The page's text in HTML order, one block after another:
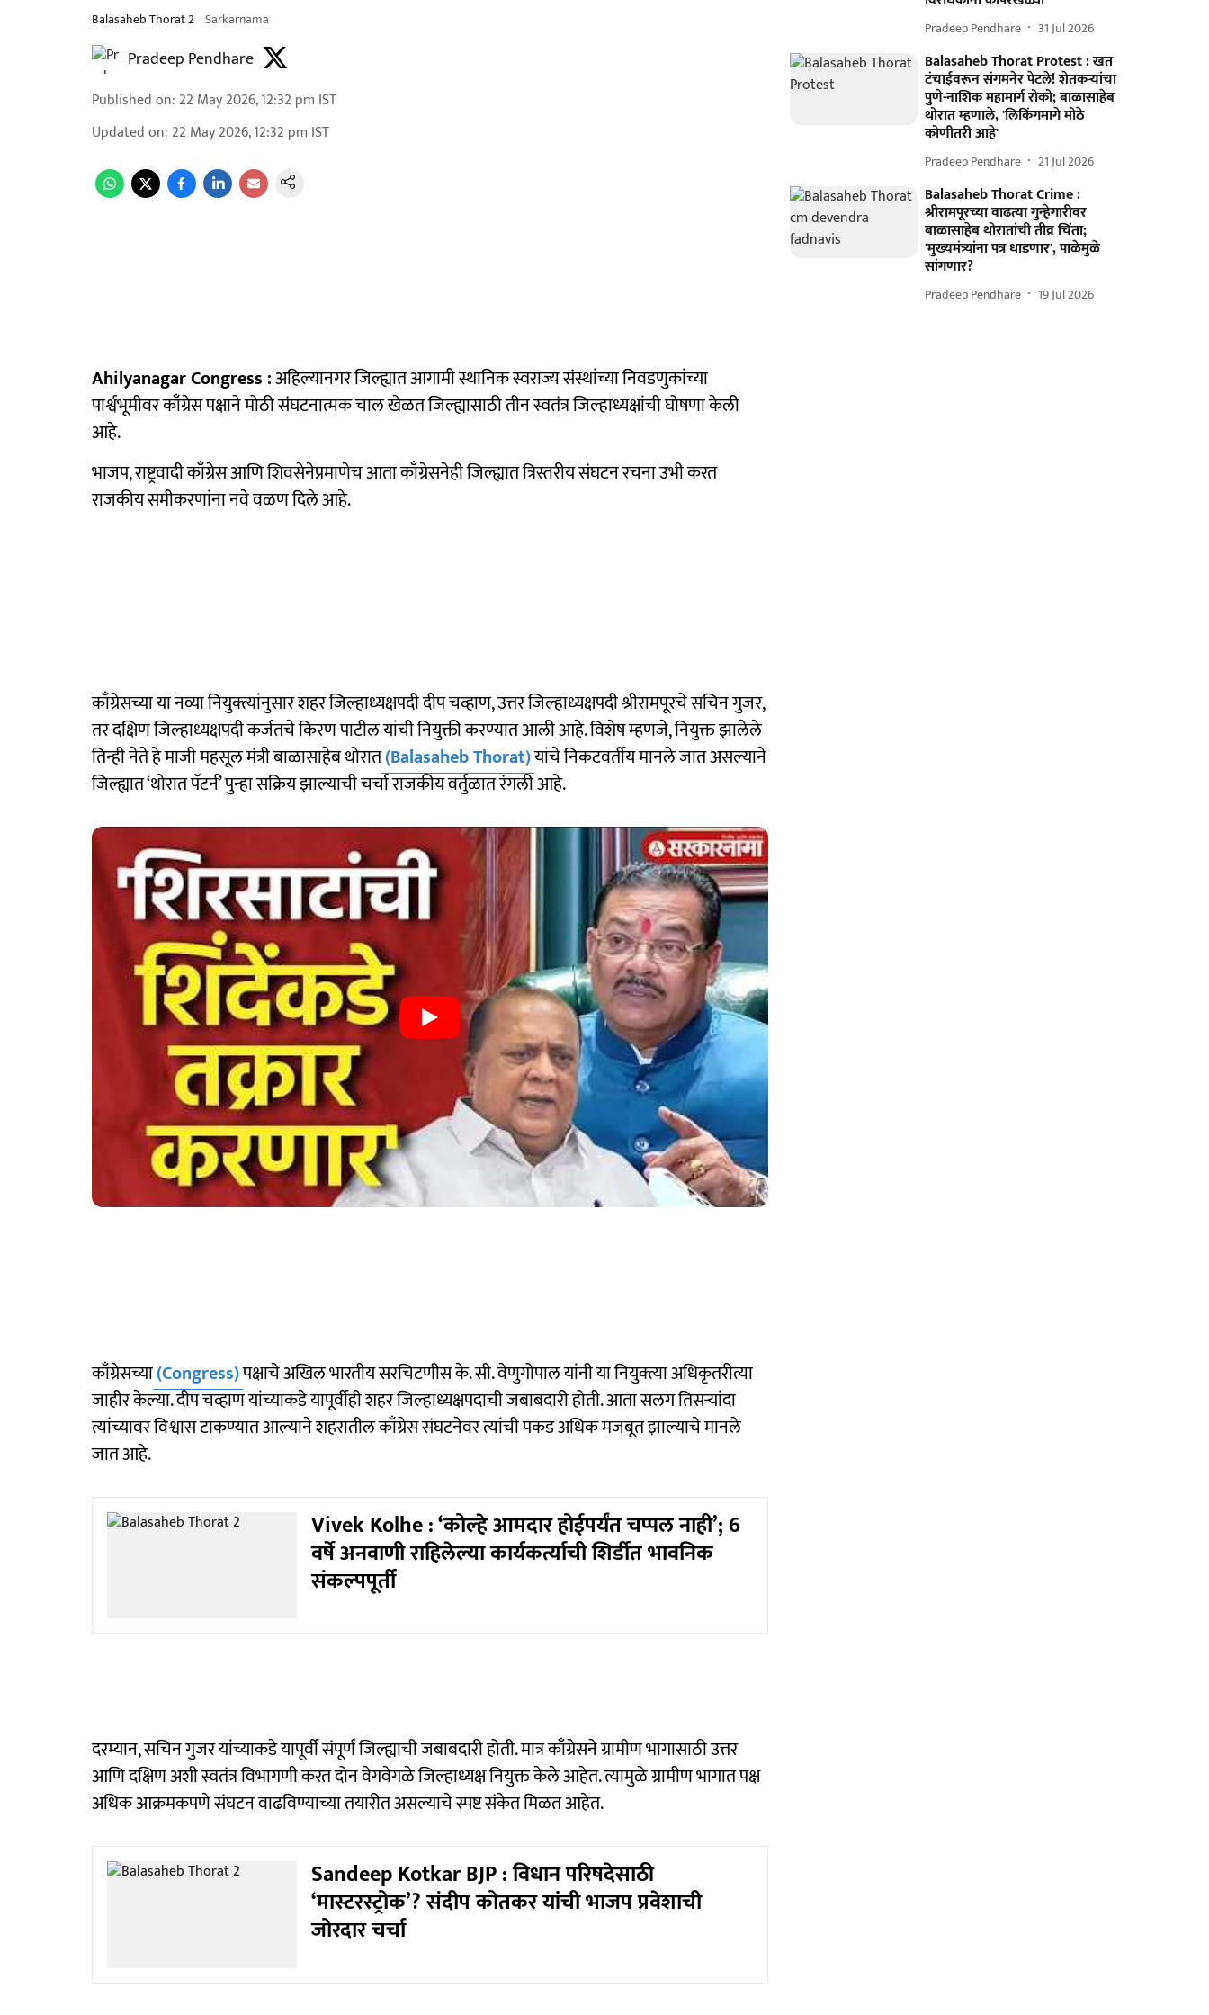
Balasaheb Thorat 2 Sarkarnama
Pradeep Pendhare
Published on: 22 May 2026, 12:32 pm IST
Updated on: 22 May 2026, 12:32 pm IST
Ahilyanagar Congress :अहिल्यानगर जिल्ह्यात आगामी स्थानिक स्वराज्य संस्थांच्या निवडणुकांच्या
पार्श्वभूमीवर काँग्रेस पक्षाने मोठी संघटनात्मक चाल खेळत जिल्ह्यासाठी तीन स्वतंत्र जिल्हाध्यक्षांची घोषणा केली
आहे.
भाजप, राष्ट्रवादी काँग्रेस आणि शिवसेनेप्रमाणेच आता काँग्रेसनेही जिल्ह्यात त्रिस्तरीय संघटन रचना उभी करत
राजकीय समीकरणांना नवे वळण दिले आहे.
काँग्रेसच्या या नव्या नियुक्त्यांनुसार शहर जिल्हाध्यक्षपदी दीप चव्हाण, उत्तर जिल्हाध्यक्षपदी श्रीरामपूरचे सचिन गुजर,
तर दक्षिण जिल्हाध्यक्षपदी कर्जतचे किरण पाटील यांची नियुक्ती करण्यात आली आहे. विशेष म्हणजे, नियुक्त झालेले
तिन्ही नेते हे माजी महसूल मंत्री बाळासाहेब थोरात(Balasaheb Thorat)यांचे निकटवर्तीय मानले जात असल्याने
जिल्ह्यात ‘थोरात पॅटर्न’ पुन्हा सक्रिय झाल्याची चर्चा राजकीय वर्तुळात रंगली आहे.
काँग्रेसच्या(Congress)पक्षाचे अखिल भारतीय सरचिटणीस के. सी. वेणुगोपाल यांनी या नियुक्त्या अधिकृतरीत्या
जाहीर केल्या. दीप चव्हाण यांच्याकडे यापूर्वीही शहर जिल्हाध्यक्षपदाची जबाबदारी होती. आता सलग तिसऱ्यांदा
त्यांच्यावर विश्वास टाकण्यात आल्याने शहरातील काँग्रेस संघटनेवर त्यांची पकड अधिक मजबूत झाल्याचे मानले
जात आहे.
Vivek Kolhe : ‘कोल्हे आमदार होईपर्यंत चप्पल नाही’; 6
वर्षे अनवाणी राहिलेल्या कार्यकर्त्याची शिर्डीत भावनिक
संकल्पपूर्ती
दरम्यान, सचिन गुजर यांच्याकडे यापूर्वी संपूर्ण जिल्ह्याची जबाबदारी होती. मात्र काँग्रेसने ग्रामीण भागासाठी उत्तर
आणि दक्षिण अशी स्वतंत्र विभागणी करत दोन वेगवेगळे जिल्हाध्यक्ष नियुक्त केले आहेत. त्यामुळे ग्रामीण भागात पक्ष
अधिक आक्रमकपणे संघटन वाढविण्याच्या तयारीत असल्याचे स्पष्ट संकेत मिळत आहेत.
Sandeep Kotkar BJP : विधान परिषदेसाठी
‘मास्टरस्ट्रोक’? संदीप कोतकर यांची भाजप प्रवेशाची
जोरदार चर्चा
Pradeep Pendhare 31 Jul 2026
Balasaheb Thorat Protest : खत
टंचाईवरून संगमनेर पेटले! शेतकऱ्यांचा
पुणे-नाशिक महामार्ग रोको; बाळासाहेब
थोरात म्हणाले, 'लिकिंगमागे मोठे
कोणीतरी आहे'
Pradeep Pendhare 21 Jul 2026
Balasaheb Thorat Crime :
श्रीरामपूरच्या वाढत्या गुन्हेगारीवर
बाळासाहेब थोरातांची तीव्र चिंता;
'मुख्यमंत्र्यांना पत्र धाडणार', पाळेमुळे
सांगणार?
Pradeep Pendhare 19 Jul 2026